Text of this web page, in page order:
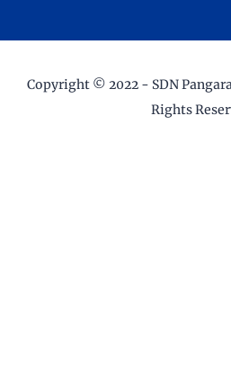
Copyright © 2022 - SDN
Rights